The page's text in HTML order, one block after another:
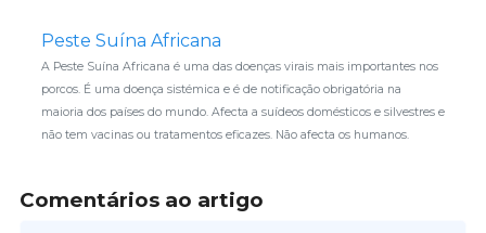
Peste Suína Africana
A Peste Suína Africana é uma das doenças virais mais importantes nos
porcos. É uma doença sistémica e é de notificação obrigatória na
maioria dos países do mundo. Afecta a suídeos domésticos e silvestres e
não tem vacinas ou tratamentos eficazes. Não afecta os humanos.
Comentários ao artigo